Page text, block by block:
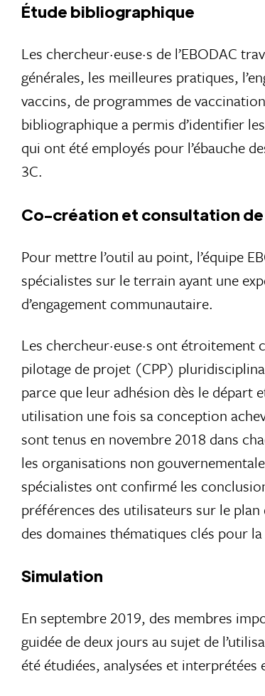
Étude bibliographique
Les chercheur·euse·s de l’EBODAC
générales, les meilleures pratiques,
vaccins, de programmes de
bibliographique a permis d’identifier
qui ont été employés pour l’ébauche
3C.
Co-création et consultation
Pour mettre l’outil au point, l’équipe
spécialistes sur le terrain ayant une
d’engagement communautaire.
Les chercheur·euse·s ont étroitement
pilotage de projet (CPP)
parce que leur adhésion dès le départ
utilisation une fois sa conception
sont tenus en novembre 2018 dans
les organisations non
spécialistes ont confirmé les
préférences des utilisateurs sur le
des domaines thématiques clés pour
Simulation
En septembre 2019, des membres
guidée de deux jours au sujet de
été étudiées, analysées et